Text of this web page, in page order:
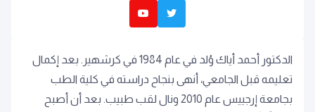
الدكتور أحمد أياك وُلد في عام 1984 في كرشهير. بعد إكمال
تعليمه قبل الجامعي، أنهى بنجاح دراسته في كلية الطب
بجامعة إرجييس عام 2010 ونال لقب طبيب. بعد أن أصبح